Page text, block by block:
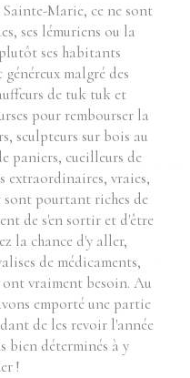
Marie, ce ne sont
ses lémuriens ou la
ses habitants
malgré des
de tuk tuk et
pour rembourser la
sculpteurs sur bois au
paniers, cueilleurs de
extraordinaires, vraies,
pourtant riches de
de s'en sortir et d'être
la chance d'y aller,
de médicaments,
ont vraiment besoin. Au
emporté une partie
de les revoir l'année
bien déterminés à y
!